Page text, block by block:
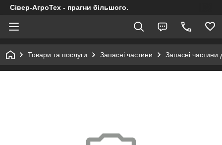
Сівер-АгроТех - прагни більшого.
Товари та послуги Запасні частини Запасні частини